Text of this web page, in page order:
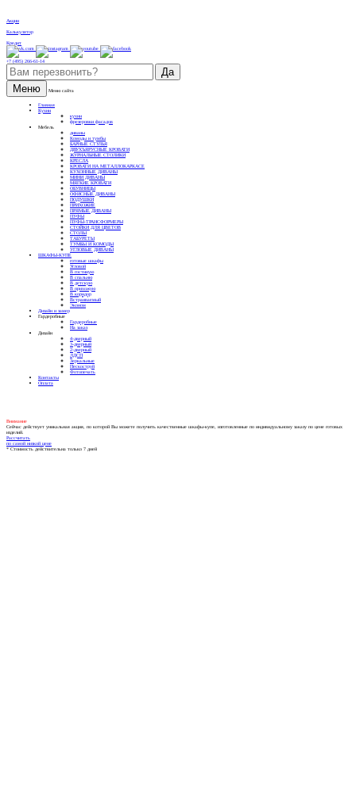
Акции
Калькулятор
Кредит
+7 (495) 266-61-14
Меню Меню сайта
Главная
Кухни
кухни
фрезеровки фасадов
Мебель
диваны
Комоды и тумбы
БАРНЫЕ СТУЛЬЯ
ДВУХЪЯРУСНЫЕ КРОВАТИ
ЖУРНАЛЬНЫЕ СТОЛИКИ
КРЕСЛА
КРОВАТИ НА МЕТАЛЛОКАРКАСЕ
КУХОННЫЕ ДИВАНЫ
МИНИ ДИВАНЫ
МЯГКИЕ КРОВАТИ
ОБУВНИЦЫ
ОФИСНЫЕ ДИВАНЫ
ПОДУШКИ
ПРИХОЖИЕ
ПРЯМЫЕ ДИВАНЫ
ПУФЫ
ПУФЫ-ТРАНСФОРМЕРЫ
СТОЙКИ ДЛЯ ЦВЕТОВ
СТОЛЫ
ТАБУРЕТЫ
ТУМБЫ И КОМОДЫ
УГЛОВЫЕ ДИВАНЫ
ШКАФЫ-КУПЕ
готовые шкафы
Угловой
В гостиную
В спальню
В детскую
В прихожую
В коридор
Встраиваемый
Эконом
Дизайн и замер
Гардеробные
Гардеробные
На заказ
Дизайн
4-дверный
3-дверный
2-дверный
ЛДСП
Зеркальные
Пескоструй
Фотопечать
Контакты
Оплата
Внимание
Сейчас действует уникальная акция, по которой Вы можете получить качественные шкафы-купе, изготовленные по индивидуальному заказу по цене готовых
изделий.
Рассчитать
по самой низкой цене
* Стоимость действительна только 7 дней